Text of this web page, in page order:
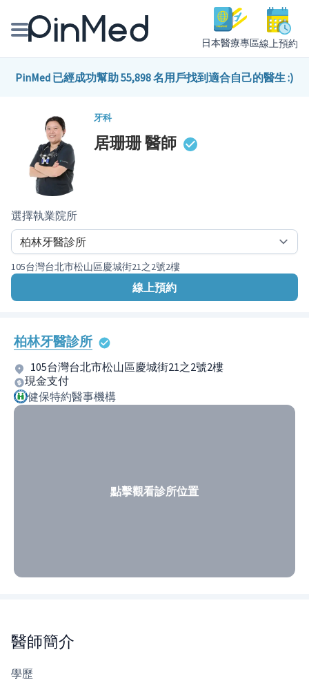
日本醫療專區線上預約
線上預約醫師、院所
健康主題館
PinMed 已經成功幫助 55,898 名用戶找到適合自己的醫生 :)
牙科
居珊珊醫師
選擇執業院所
105台灣台北市松山區慶城街21之2號2樓
線上預約
柏林牙醫診所
105台灣台北市松山區慶城街21之2號2樓
現金支付
健保特約醫事機構
點擊觀看診所位置
醫師簡介
學歷